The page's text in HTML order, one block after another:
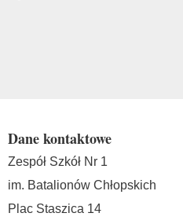
Dane kontaktowe
Zespół Szkół Nr 1
im. Batalionów Chłopskich
Plac Staszica 14